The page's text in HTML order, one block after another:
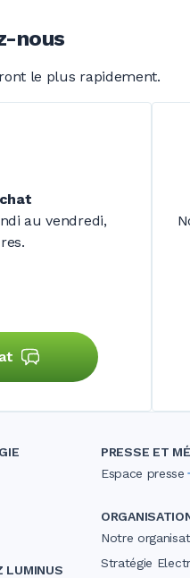
nous
le plus rapidement.
au vendredi,
LUMINUS
PRESSE ET
Espace presse
Notre
Stratégie